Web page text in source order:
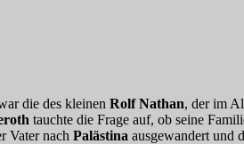
die des kleinen Rolf Nathan, der im
tauchte die Frage auf, ob seine
Vater nach Palästina ausgewandert und